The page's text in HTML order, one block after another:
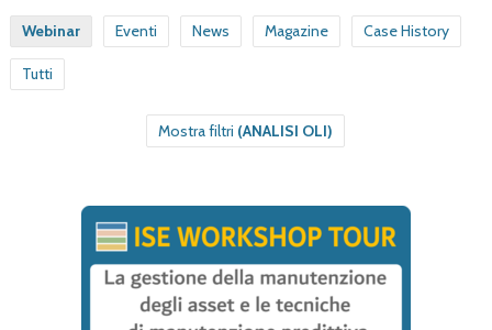
Webinar Eventi News Magazine Case History
Tutti
Mostra filtri (ANALISI OLI)